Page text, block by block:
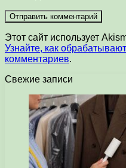
Этот сайт использует
Узнайте, как
комментариев.
Свежие записи